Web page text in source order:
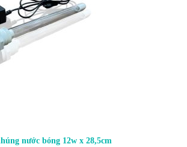
nước bóng 12w x 28,5cm